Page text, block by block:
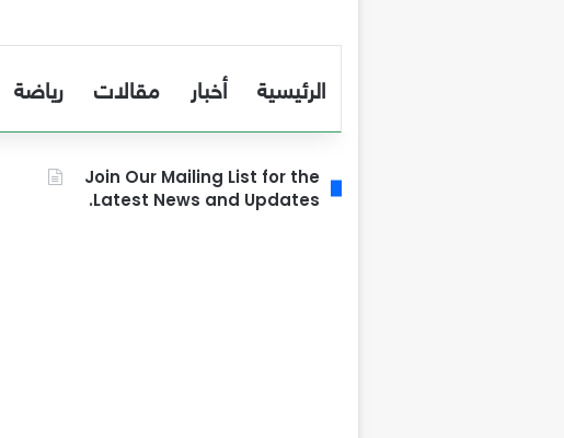
الرئيسية أخبار مقالات رياضة
Join Our Mailing List for the
Latest News and Updates.